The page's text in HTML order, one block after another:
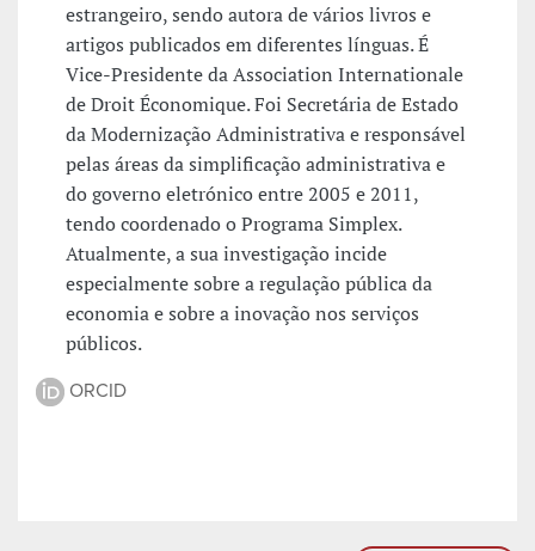
estrangeiro, sendo autora de vários livros e
artigos publicados em diferentes línguas. É
Vice-Presidente da Association Internationale
de Droit Économique. Foi Secretária de Estado
da Modernização Administrativa e responsável
pelas áreas da simplificação administrativa e
do governo eletrónico entre 2005 e 2011,
tendo coordenado o Programa Simplex.
Atualmente, a sua investigação incide
especialmente sobre a regulação pública da
economia e sobre a inovação nos serviços
públicos.
ORCID